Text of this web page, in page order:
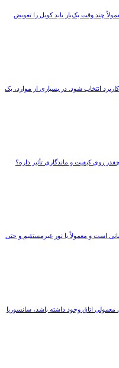
چند وقت یک‌بار باید کویل را تعویض
انتخاب شود. در بسیاری از موارد، یک
روی کیفیت و ماندگاری تأثیر داره؟
است و معمولاً با نور غیرمستقیم و حتی
اتاق وجود داشته باشد، سانسوریا